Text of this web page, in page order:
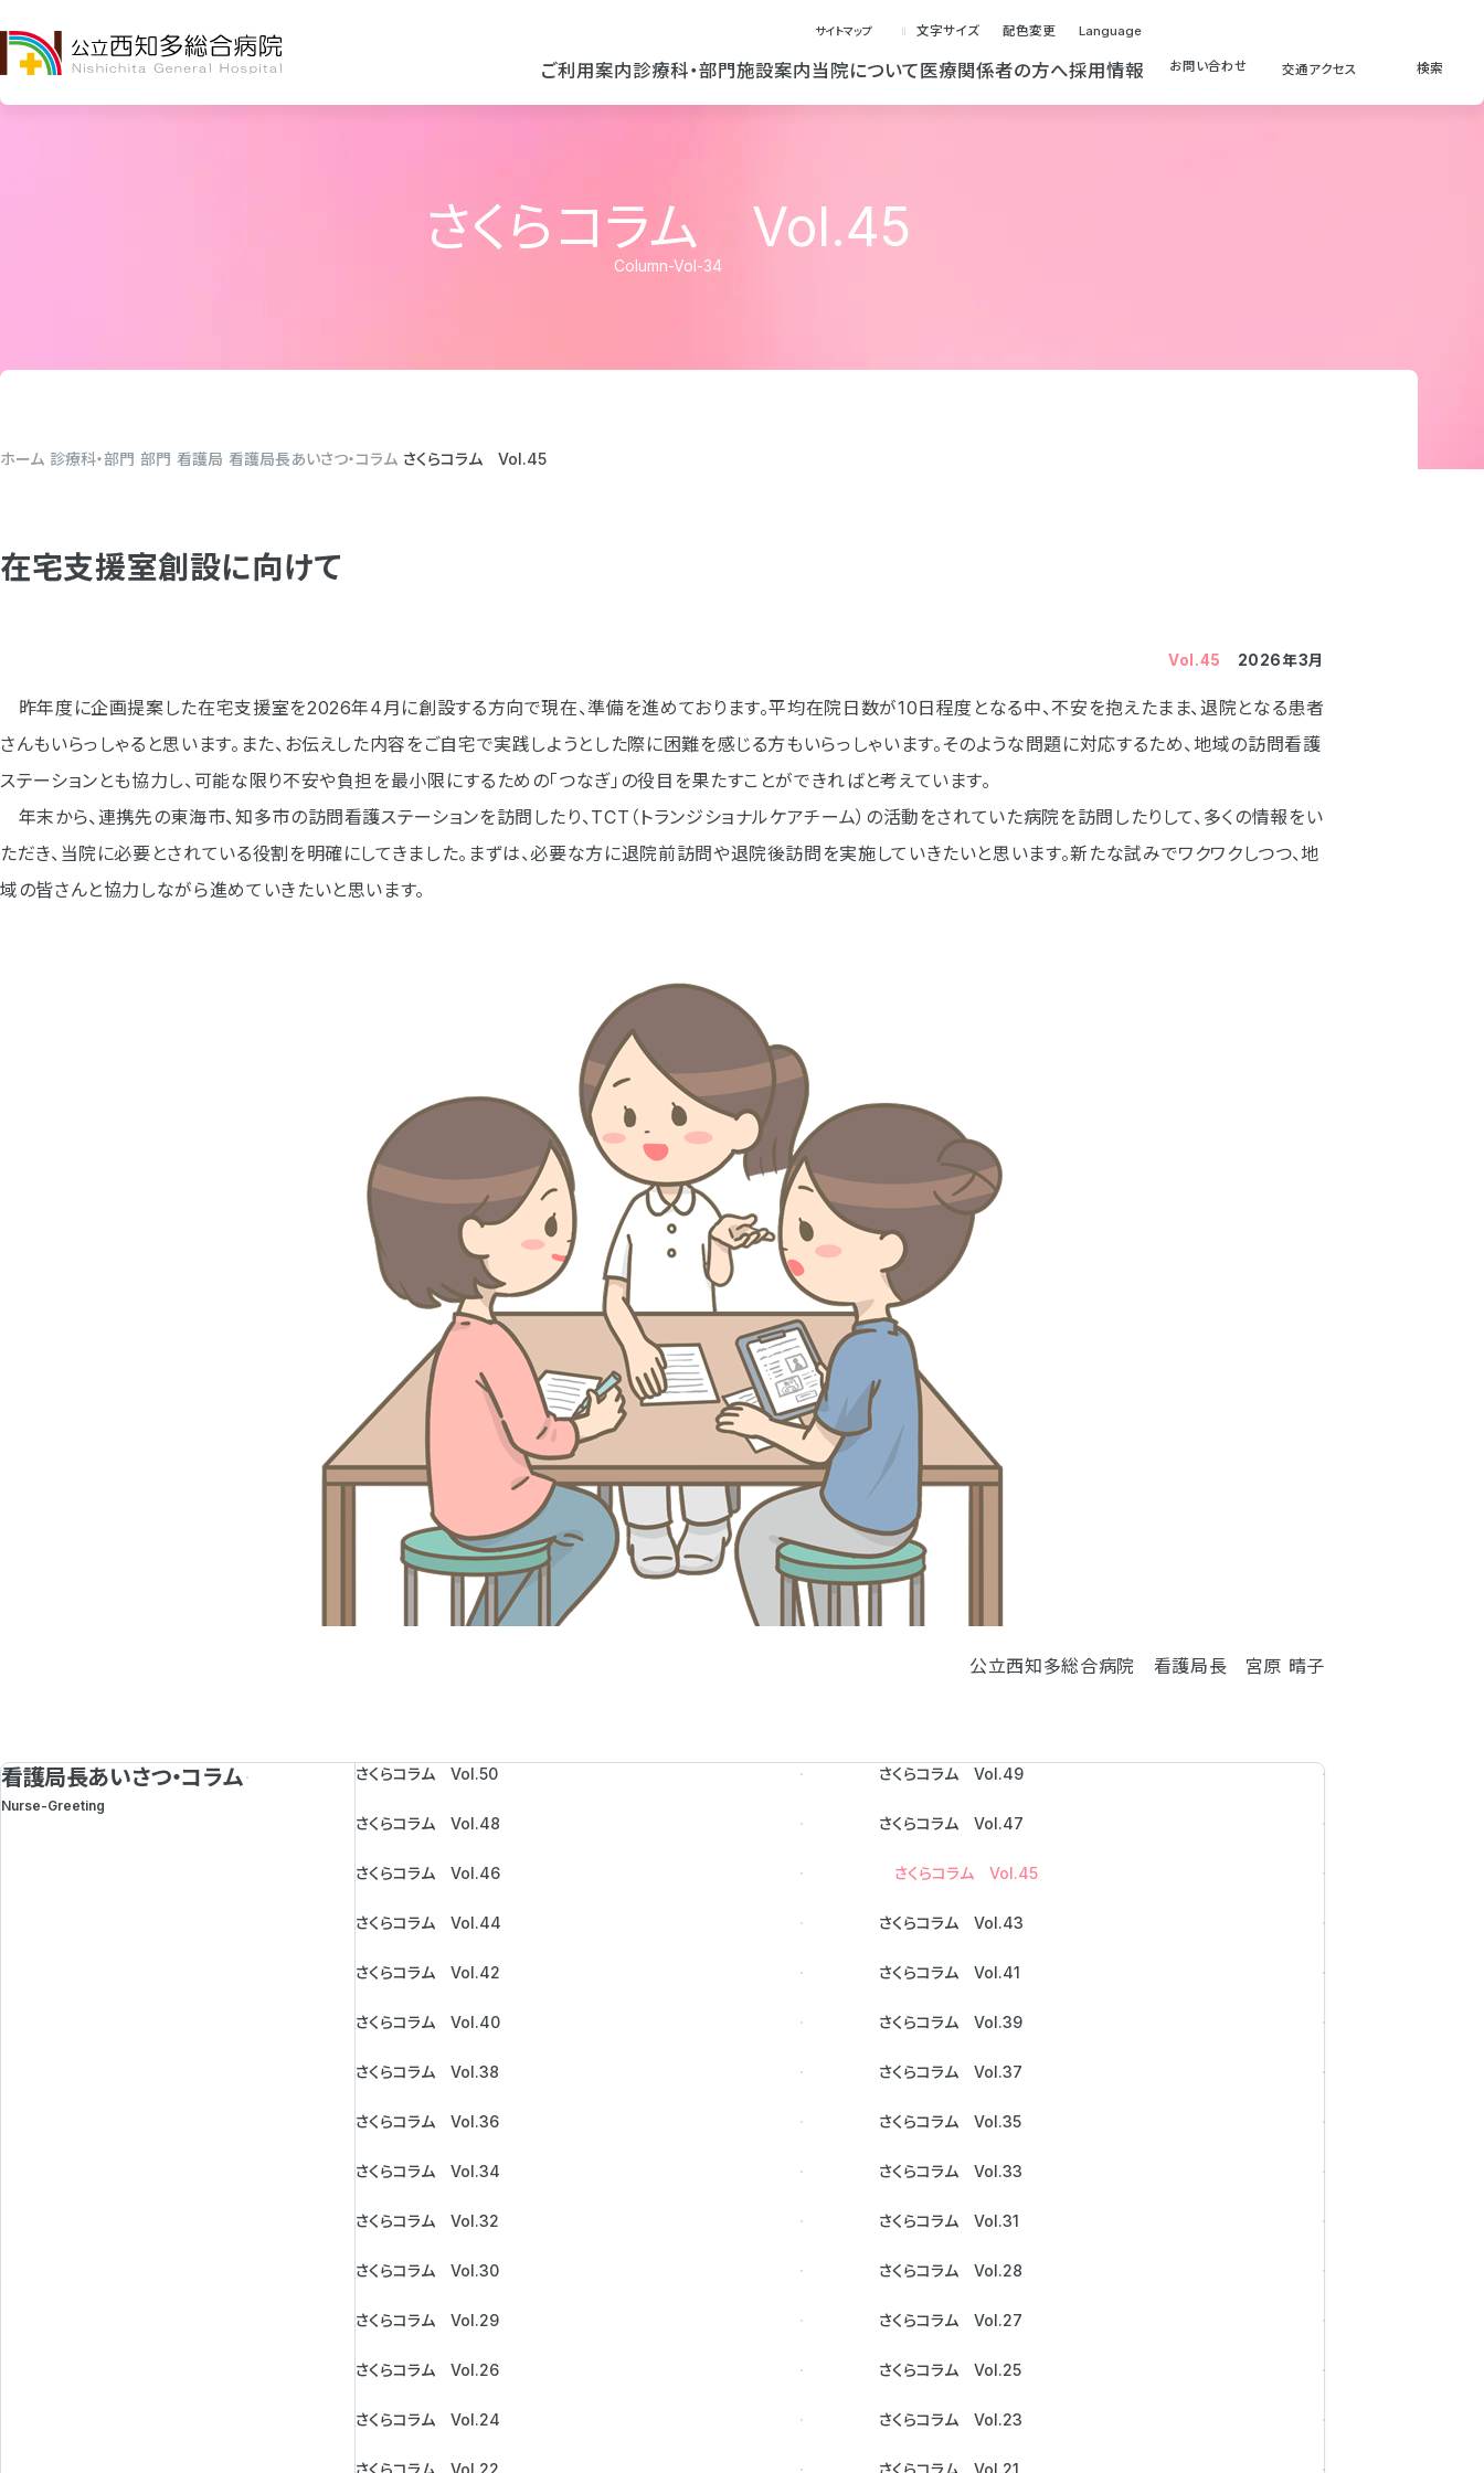
サイトマップ 文字サイズ 配色変更 Language
ご利用案内診療科・部門施設案内当院について 医療関係者の方へ採用情報 お問い合わせ 交通アクセス 検索
さくらコラム Vol.45
Column-Vol-34
ホーム 診療科・部門 部門 看護局 看護局長あいさつ・コラム さくらコラム Vol.45
在宅支援室創設に向けて
Vol.45 2026年3月
昨年度に企画提案した在宅支援室を2026年4月に創設する方向で現在、準備を進めております。平均在院日数が10日程度となる中、不安を抱えたまま、退院となる患者
さんもいらっしゃると思います。また、お伝えした内容をご自宅で実践しようとした際に困難を感じる方もいらっしゃいます。そのような問題に対応するため、地域の訪問看護
ステーションとも協力し、可能な限り不安や負担を最小限にするための「つなぎ」の役目を果たすことができればと考えています。
年末から、連携先の東海市、知多市の訪問看護ステーションを訪問したり、TCT（トランジショナルケアチーム）の活動をされていた病院を訪問したりして、多くの情報をい
ただき、当院に必要とされている役割を明確にしてきました。まずは、必要な方に退院前訪問や退院後訪問を実施していきたいと思います。新たな試みでワクワクしつつ、地
域の皆さんと協力しながら進めていきたいと思います。
公立西知多総合病院 看護局長 宮原 晴子
看護局長あいさつ・コラム
Nurse-Greeting
さくらコラム Vol.50 さくらコラム Vol.49
さくらコラム Vol.48 さくらコラム Vol.47
さくらコラム Vol.46 さくらコラム Vol.45
さくらコラム Vol.44 さくらコラム Vol.43
さくらコラム Vol.42 さくらコラム Vol.41
さくらコラム Vol.40 さくらコラム Vol.39
さくらコラム Vol.38 さくらコラム Vol.37
さくらコラム Vol.36 さくらコラム Vol.35
さくらコラム Vol.34 さくらコラム Vol.33
さくらコラム Vol.32 さくらコラム Vol.31
さくらコラム Vol.30 さくらコラム Vol.28
さくらコラム Vol.29 さくらコラム Vol.27
さくらコラム Vol.26 さくらコラム Vol.25
さくらコラム Vol.24 さくらコラム Vol.23
さくらコラム Vol.22 さくらコラム Vol.21